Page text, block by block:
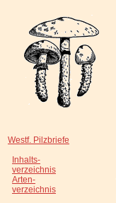
Westf. Pilzbriefe
Inhalts-
verzeichnis
Arten-
verzeichnis